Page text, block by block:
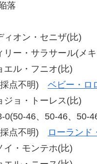
落
オン・セニザ(比)
ー・サラサール(メキ
ル・フニオ(比)
点不明) ベビー・ロ
ョ・トーレス(比)
46、50-46、50-
点不明)
ローランド
・モンテホ(比)